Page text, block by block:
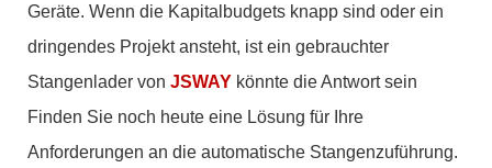
Geräte. Wenn die Kapitalbudgets knapp sind oder ein
dringendes Projekt ansteht, ist ein gebrauchter
Stangenlader von JSWAY könnte die Antwort sein
Finden Sie noch heute eine Lösung für Ihre
Anforderungen an die automatische Stangenzuführung.